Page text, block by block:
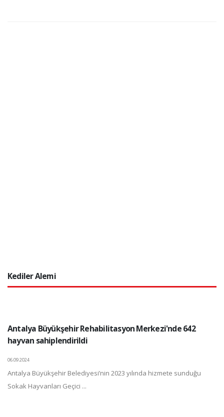
Kediler Alemi
Antalya Büyükşehir Rehabilitasyon Merkezi'nde 642
hayvan sahiplendirildi
06.09.2024
Antalya Büyükşehir Belediyesi’nin 2023 yılında hizmete sunduğu
Sokak Hayvanları Geçici ...